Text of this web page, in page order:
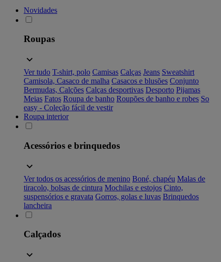
Novidades
Roupas
Ver tudo T-shirt, polo Camisas Calças Jeans Sweatshirt
Camisola, Casaco de malha Casacos e blusões Conjunto
Bermudas, Calções Calças desportivas Desporto Pijamas
Meias Fatos Roupa de banho Roupões de banho e robes So
easy - Coleção fácil de vestir
Roupa interior
Acessórios e brinquedos
Ver todos os acessórios de menino Boné, chapéu Malas de
tiracolo, bolsas de cintura Mochilas e estojos Cinto,
suspensórios e gravata Gorros, golas e luvas Brinquedos
lancheira
Calçados